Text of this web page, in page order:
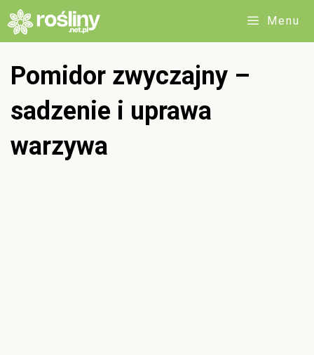
Przejdź
do
Menu
Pomidor zwyczajny –
sadzenie i uprawa
warzywa